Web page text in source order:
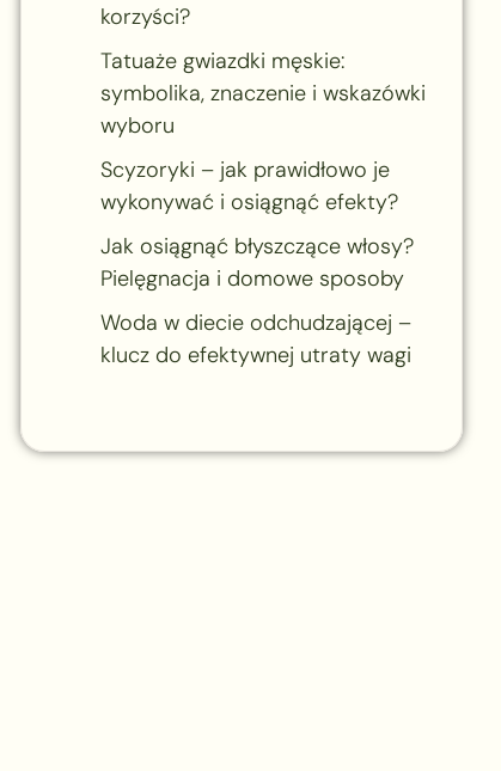
korzyści?
Tatuaże gwiazdki męskie:
symbolika, znaczenie i wskazówki
wyboru
Scyzoryki – jak prawidłowo je
wykonywać i osiągnąć efekty?
Jak osiągnąć błyszczące włosy?
Pielęgnacja i domowe sposoby
Woda w diecie odchudzającej –
klucz do efektywnej utraty wagi